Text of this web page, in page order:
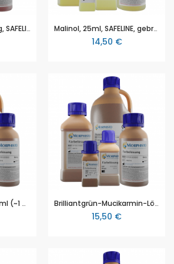
Safranin O 1% wässrig, SAFELINE 100ml, zur Verwendung in der Histologie und/oder Zytologie zum Färben von Gewebeproben Malinol, 25ml, SAFELINE, gebrauchsferitge Lösung zur Verwendung in der Histologie und/oder Zytologie zum Einbetten von Proben
14,50 €
Auramin-Lösung, 50ml (~1 %), SAFELINE, zur Verwendung in der Histologie und/oder Zytologie zum Färben von Gewebeproben Brilliantgrün-Mucikarmin-Lösung, 25ml, SAFELINE, zur Verwendung in der Histologie und/oder Zytologie zum Färben von Schleimen
15,50 €